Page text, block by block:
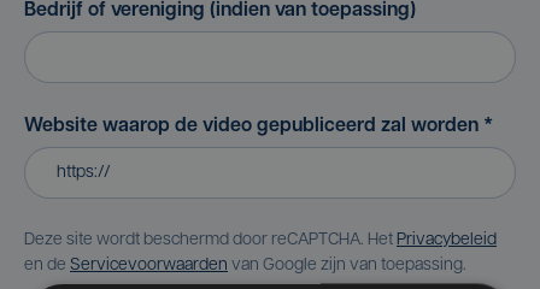
Bedrijf of vereniging (indien van toepassing)
Website waarop de video gepubliceerd zal worden *
Deze site wordt beschermd door reCAPTCHA. Het Privacybeleid
en de Servicevoorwaarden van Google zijn van toepassing.